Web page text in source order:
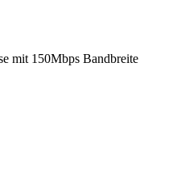
mit 150Mbps Bandbreite